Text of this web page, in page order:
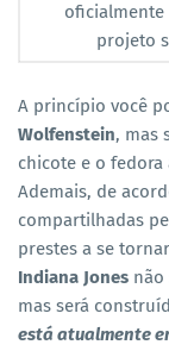
oficialmente
projeto
A princípio você
Wolfenstein, mas
chicote e o fedora
Ademais, de
compartilhadas
prestes a se
Indiana Jones não
mas será
está atualmente